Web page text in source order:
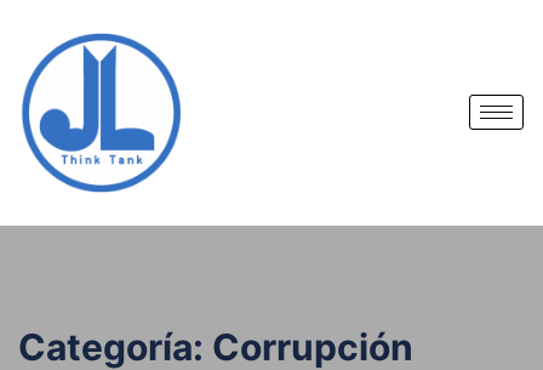
Categoría: Corrupción